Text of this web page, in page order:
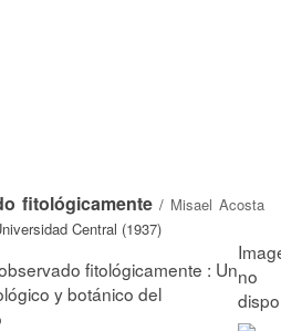
fitológicamente / Misael Acosta
Central (1937)
fitológicamente : Un
y botánico del